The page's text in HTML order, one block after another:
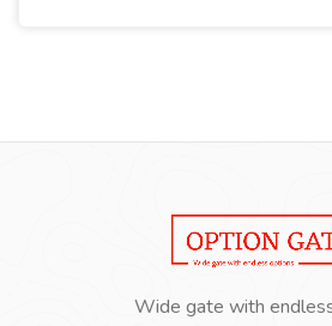
Wide gate with